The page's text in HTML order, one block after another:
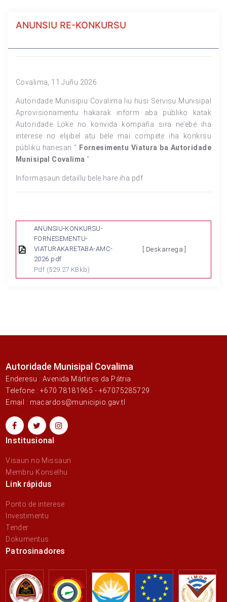
ANUNSIU RE-KONKURSU
Covalima, 11 Juñu 2026
Autoridade Munisipiu Covalima liu husi Servisu Munisipal
Aprovisionamentu hakarak inform aba públiko katak
Autoridade Loke no konvida kompaña sira ne’ebé iha
interese no elijibel atu bele mai compete iha konkrsu
públiku hanesan “ Fornesimentu Viatura ba Autoridade
Munisipal Covalima “
Informasaun detaillu bele hare iha pdf
ANUNSIU-KONKURSU-
FORNESEMENTU-
VIATURAKARETABA-AMC-
2026.pdf
Pdf (529.27 KBkb)
[ Deskarrega ]
Autoridade Munisipal Covalima
Enderesu : Avenida Mártires da Pátria
Telefone : +670 78181965 - +67075285729
Email : macardos@municipio.gav.tl
Institusional
Visaun no Missaun
Membru Konselhu
Link rápidus
Ponto de interese
Investimentu
Tender
Dokumentus
Patrosinadores